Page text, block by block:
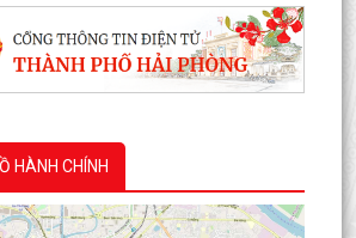
HÀNH CHÍNH